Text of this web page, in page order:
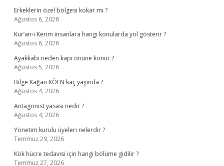
Erkeklerin özel bölgesi kokar mı ?
Ağustos 6, 2026
Kur’an-ı Kerim insanlara hangi konularda yol gösterir ?
Ağustos 6, 2026
Ayakkabı neden kapı önüne konur ?
Ağustos 5, 2026
Bilge Kağan KÖFN kaç yaşında ?
Ağustos 4, 2026
Antagonist yasası nedir ?
Ağustos 4, 2026
Yönetim kurulu üyeleri nelerdir ?
Temmuz 29, 2026
Kök hücre tedavisi için hangi bölüme gidilir ?
Temmuz 27, 2026